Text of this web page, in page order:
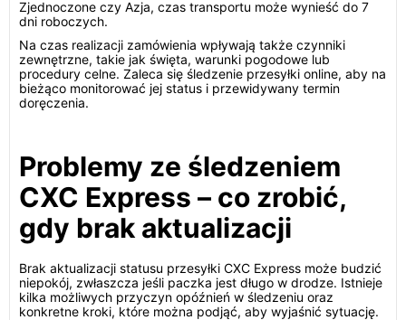
Zjednoczone czy Azja, czas transportu może wynieść do 7
dni roboczych.
Na czas realizacji zamówienia wpływają także czynniki
zewnętrzne, takie jak święta, warunki pogodowe lub
procedury celne. Zaleca się śledzenie przesyłki online, aby na
bieżąco monitorować jej status i przewidywany termin
doręczenia.
Problemy ze śledzeniem
CXC Express – co zrobić,
gdy brak aktualizacji
Brak aktualizacji statusu przesyłki CXC Express może budzić
niepokój, zwłaszcza jeśli paczka jest długo w drodze. Istnieje
kilka możliwych przyczyn opóźnień w śledzeniu oraz
konkretne kroki, które można podjąć, aby wyjaśnić sytuację.